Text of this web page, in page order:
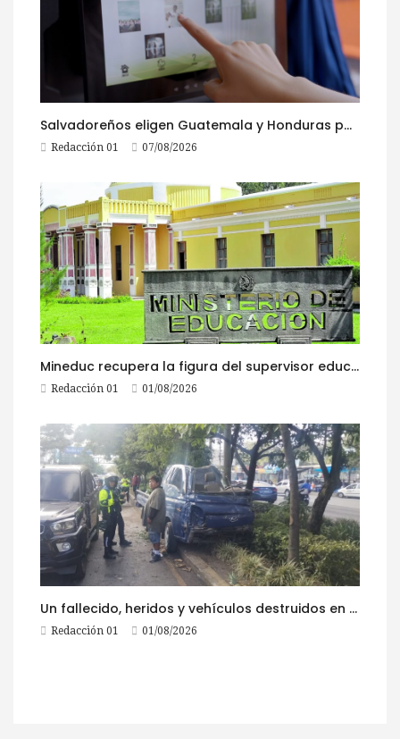
Salvadoreños eligen Guatemala y Honduras para viajar durante las Fiestas Agostinas
Redacción 01 07/08/2026
Mineduc recupera la figura del supervisor educativo con 968 plazas
Redacción 01 01/08/2026
Un fallecido, heridos y vehículos destruidos en accidentes registrados este 1 de agosto
Redacción 01 01/08/2026